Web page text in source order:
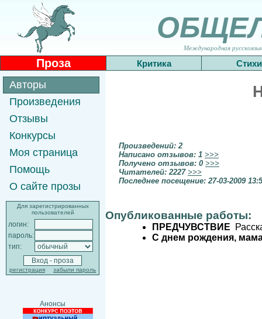
Международная
Проза Критика Стихи
Авторы
Произведения
Отзывы
Конкурсы
Моя страница
Помощь
О сайте прозы
Для зарегистрированных
пользователей
логин:
пароль:
тип:
регистрация забыли пароль
Анонсы
Произведений: 2
Написано отзывов: 1 >>>
Получено отзывов: 0 >>>
Читателей: 2227 >>>
Последнее посещение: 27-03-2009
Опубликованные работы:
ПРЕДЧУВСТВИЕ
С днем рождения,